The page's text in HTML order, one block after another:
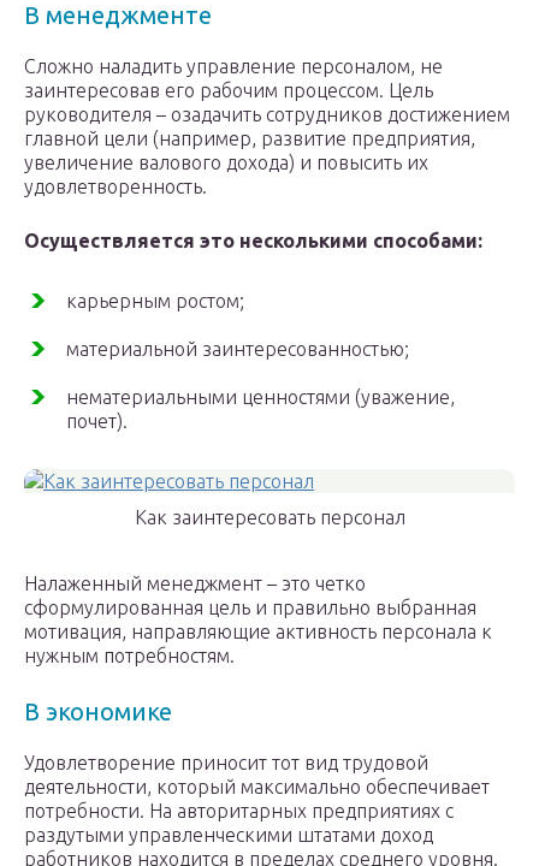
В менеджменте
Сложно наладить управление персоналом, не
заинтересовав его рабочим процессом. Цель
руководителя – озадачить сотрудников достижением
главной цели (например, развитие предприятия,
увеличение валового дохода) и повысить их
удовлетворенность.
Осуществляется это несколькими способами:
карьерным ростом;
материальной заинтересованностью;
нематериальными ценностями (уважение,
почет).
Как заинтересовать персонал
Налаженный менеджмент – это четко
сформулированная цель и правильно выбранная
мотивация, направляющие активность персонала к
нужным потребностям.
В экономике
Удовлетворение приносит тот вид трудовой
деятельности, который максимально обеспечивает
потребности. На авторитарных предприятиях с
раздутыми управленческими штатами доход
работников находится в пределах среднего уровня.